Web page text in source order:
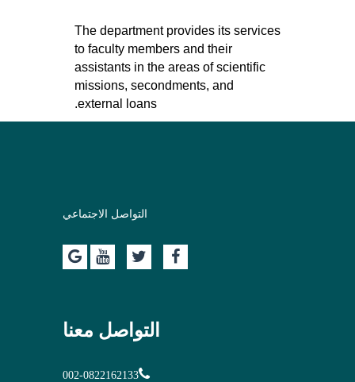
The department provides its services
to faculty members and their
assistants in the areas of scientific
missions, secondments, and
external loans.
التواصل الاجتماعي
التواصل معنا
002-0822162133